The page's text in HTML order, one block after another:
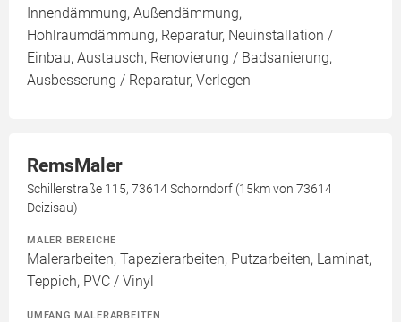
Innendämmung, Außendämmung,
Hohlraumdämmung, Reparatur, Neuinstallation /
Einbau, Austausch, Renovierung / Badsanierung,
Ausbesserung / Reparatur, Verlegen
RemsMaler
Schillerstraße 115, 73614 Schorndorf (15km von 73614
Deizisau)
MALER BEREICHE
Malerarbeiten, Tapezierarbeiten, Putzarbeiten, Laminat,
Teppich, PVC / Vinyl
UMFANG MALERARBEITEN